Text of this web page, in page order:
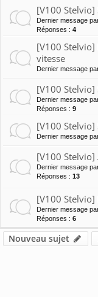
[V100
Dernier message
Réponses : 4
[V100 Stelvio]
vitesse
Dernier message
[V100
Dernier message
Réponses : 9
[V100
Dernier message
[V100 Stelvio]
Dernier message
Réponses : 13
[V100
Dernier message
Réponses : 6
Nouveau sujet